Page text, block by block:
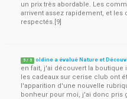
un prix très abordable. Les
arrivent assez rapidement, et les
respectés.[9]
5 / 5 oldine a évalué Nature et
en fait, j'ai découvert la boutique
les cadeaux sur cerise club ont
l'apparition d'une nouvelle
bonheur pour moi, j'ai donc pris